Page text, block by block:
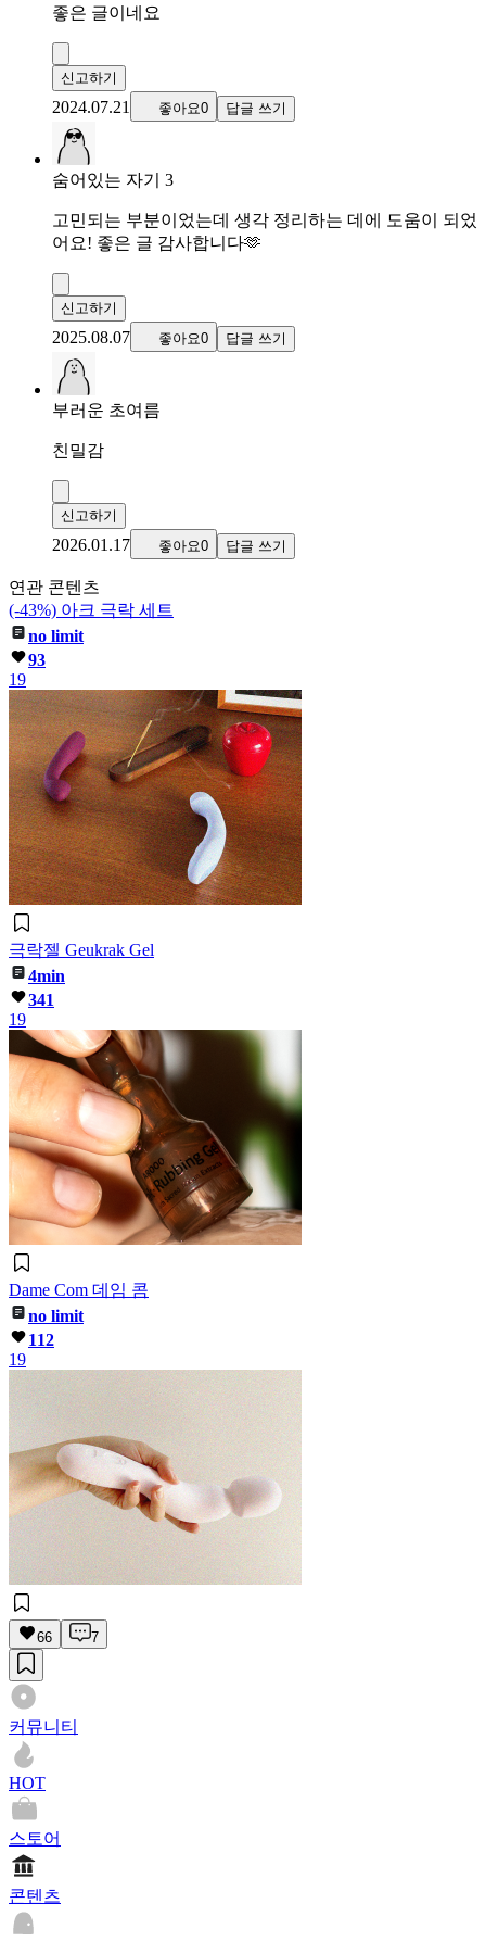
좋은 글이네요
신고하기
2024.07.21 좋아요0 답글 쓰기
숨어있는 자기 3
고민되는 부분이었는데 생각 정리하는 데에 도움이 되었
어요! 좋은 글 감사합니다🫶
신고하기
2025.08.07 좋아요0 답글 쓰기
부러운 초여름
친밀감
신고하기
2026.01.17 좋아요0 답글 쓰기
연관 콘텐츠
(-43%) 아크 극락 세트
no limit
93
19
극락젤 Geukrak Gel
4min
341
19
Dame Com 데임 콤
no limit
112
19
66 7
커뮤니티
HOT
스토어
콘텐츠